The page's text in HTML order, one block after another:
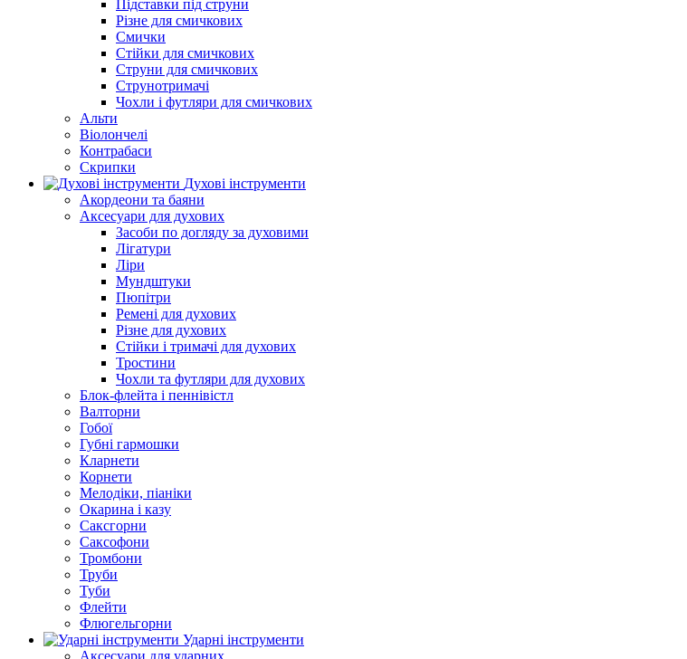
Підставки під струни
Різне для смичкових
Смички
Стійки для смичкових
Струни для смичкових
Струнотримачі
Чохли і футляри для смичкових
Альти
Віолончелі
Контрабаси
Скрипки
Духові інструменти
Акордеони та баяни
Аксесуари для духових
Засоби по догляду за духовими
Лігатури
Ліри
Мундштуки
Пюпітри
Ремені для духових
Різне для духових
Стійки і тримачі для духових
Тростини
Чохли та футляри для духових
Блок-флейта і пеннівістл
Валторни
Гобої
Губні гармошки
Кларнети
Корнети
Мелодіки, піаніки
Окарина і казу
Саксгорни
Саксофони
Тромбони
Труби
Туби
Флейти
Флюгельгорни
Ударні інструменти
Аксесуари для ударних